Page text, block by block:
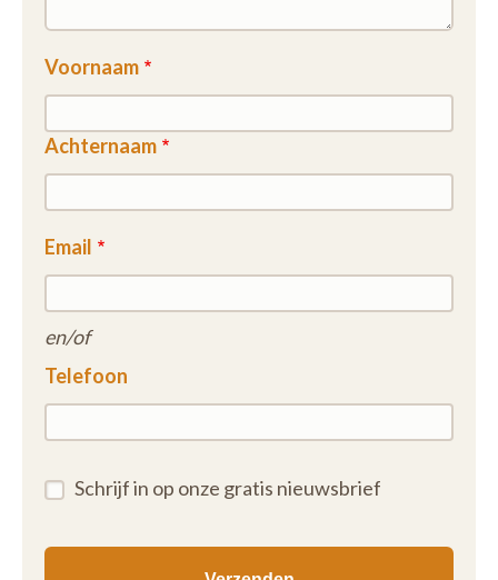
Voornaam
Achternaam
Email
en/of
Telefoon
Schrijf in op onze gratis nieuwsbrief